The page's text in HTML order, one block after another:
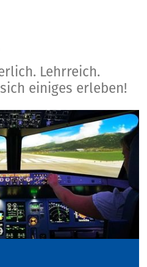
Lehrreich.
einiges erleben!